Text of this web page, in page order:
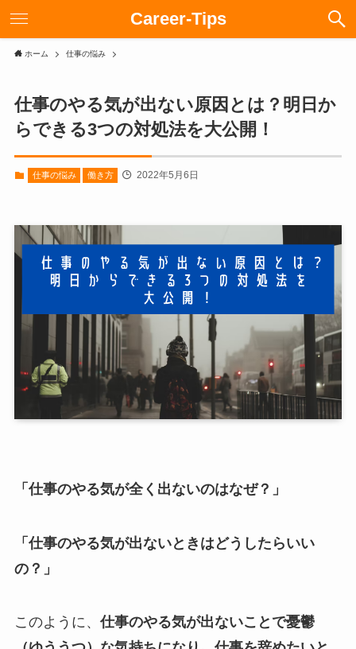
Career-Tips
ホーム 仕事の悩み
仕事のやる気が出ない原因とは？明日か
らできる3つの対処法を大公開！
仕事の悩み 働き方 2022年5月6日
「仕事のやる気が全く出ないのはなぜ？」
「仕事のやる気が出ないときはどうしたらいい
の？」
このように、 仕事のやる気が出ないことで憂鬱